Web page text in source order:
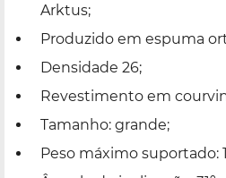
Arktus;
Produzido em espuma
Densidade 26;
Revestimento em
Tamanho: grande;
Peso máximo suportado: